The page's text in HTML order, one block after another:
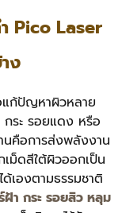
Pico Laser
ง
แก้ปัญหาผิวหลาย
กระ รอยแดง หรือ
นคือการส่งพลังงาน
ม็ดสีใต้ผิวออกเป็น
เองตามธรรมชาติ
ฝ้า กระ รอยสิว หลุม